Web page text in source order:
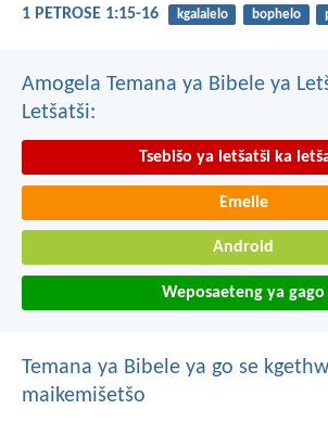
1 PETROSE 1:15-16 kgalalelo bophelo
Amogela Temana ya Bibele ya
Letšatši:
Tsebišo ya letšatši ka
Emeile
Android
Weposaeteng ya gago
Temana ya Bibele ya go se
maikemišetšo